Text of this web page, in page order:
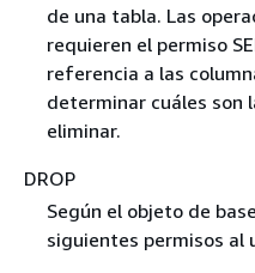
de una tabla. Las
requieren el permiso
referencia a las
determinar cuáles son
eliminar.
DROP
Según el objeto de
siguientes permisos al